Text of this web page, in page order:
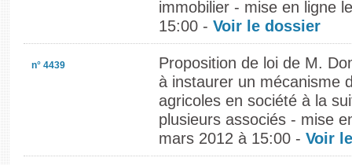
immobilier - mise en ligne
15:00 - Voir le dossier
n° 4439
Proposition de loi de M.
à instaurer un mécanisme
agricoles en société à la
plusieurs associés - mise
mars 2012 à 15:00 - Voir